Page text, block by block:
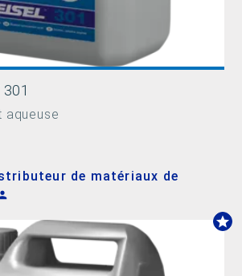
aqueuse
de matériaux de